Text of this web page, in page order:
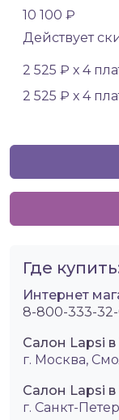
10 100 ₽
Действует
2 525 ₽ х 4
2 525 ₽ х 4
Где
Интернет
8-800-333-32-
Салон Lapsi
г. Москва,
Салон Lapsi
г. Санкт-